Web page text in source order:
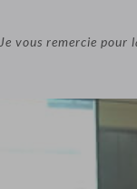
Je vous remercie